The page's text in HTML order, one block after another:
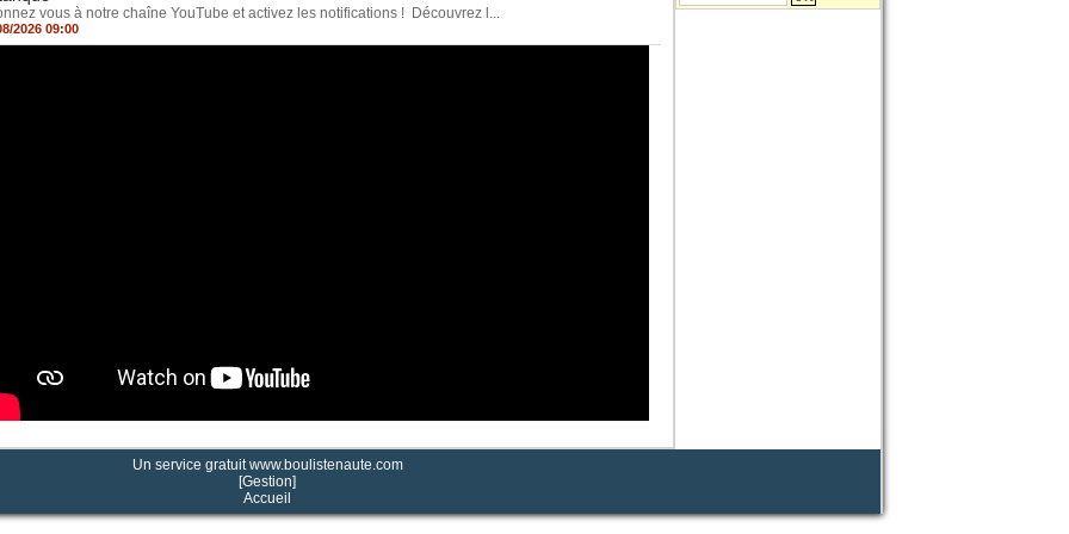
vous à notre chaîne YouTube et activez les notifications ! Découvrez l...
2026 09:00
Un service gratuit www.boulistenaute.com
[Gestion]
Accueil